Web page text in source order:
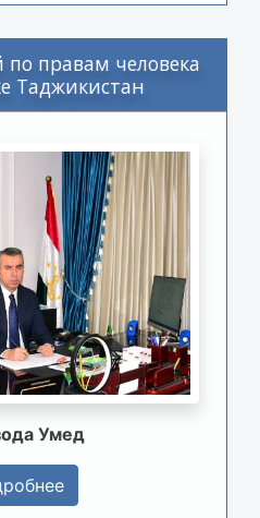
правам человека
Таджикистан
Умед